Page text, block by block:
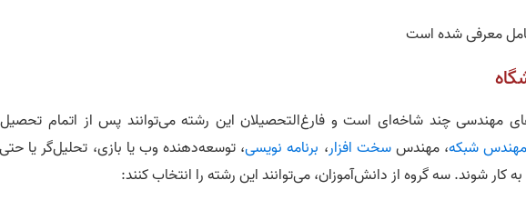
کامل معرفی شده است
مهندسی چند شاخه‌ای است و فارغ‌التحصیلان این رشته می‌توانند پس از اتمام
مهندس شبکه، مهندسسخت افزار، برنامه نویسی، توسعه‌دهنده وب یا بازی، تحلیل‌گر یا
شوند. سه گروه از دانش‌آموزان، می‌توانند این رشته را انتخاب کنند: